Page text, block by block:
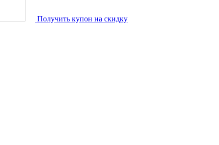
Получить купон на скидку